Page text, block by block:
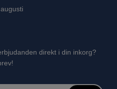
direkt i din inkorg?